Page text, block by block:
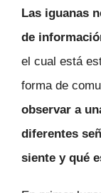
Las iguanas
de
el cual está
forma de
observar a
diferentes
siente y qué